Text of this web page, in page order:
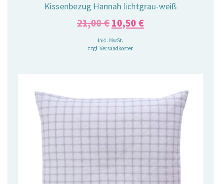
Kissenbezug Hannah lichtgrau-weiß
21,00€Ursprünglicher
Preis
war:
10,50 €Aktueller
inkl. MwSt.
zzgl. Versandkosten